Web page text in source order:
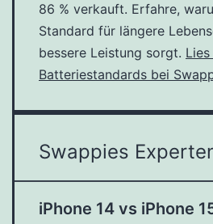
86 % verkauft. Erfahre,
Standard für längere
bessere Leistung sorgt.
Batteriestandards bei
Swappies
iPhone 14 vs iPhone